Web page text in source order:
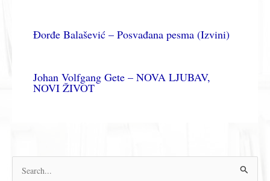
Đorđe Balašević – Posvađana pesma (Izvini)
Johan Volfgang Gete – NOVA LJUBAV,
NOVI ŽIVOT